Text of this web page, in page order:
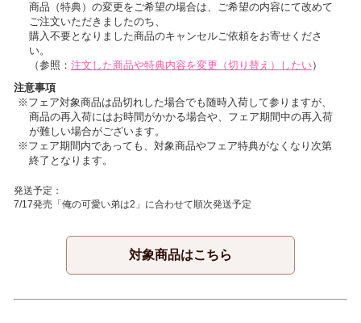
商品（特典）の変更をご希望の場合は、ご希望の内容にて改めて
ご注文いただきましたのち、
購入不要となりました商品のキャンセルご依頼をお寄せくださ
い。
（参照： 注文した商品や特典内容を変更（切り替え）したい）
注意事項
フェア対象商品は品切れした場合でも随時入荷して参りますが、
商品の再入荷にはお時間がかかる場合や、フェア期間中の再入荷
が難しい場合がございます。
フェア期間内であっても、対象商品やフェア特典がなくなり次第
終了となります。
発送予定：
7/17発売「俺の可愛い弟は2」に合わせて順次発送予定
対象商品はこちら